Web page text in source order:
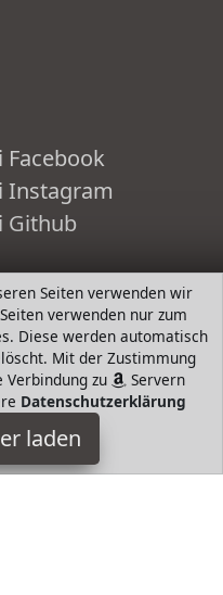
Seiten verwenden wir
verwenden nur zum
Diese werden automatisch
Mit der Zustimmung
zu
Servern
Datenschutzerklärung
laden
Instagram
Github